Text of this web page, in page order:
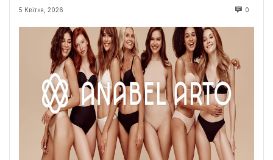
5 Квітня, 2026 0